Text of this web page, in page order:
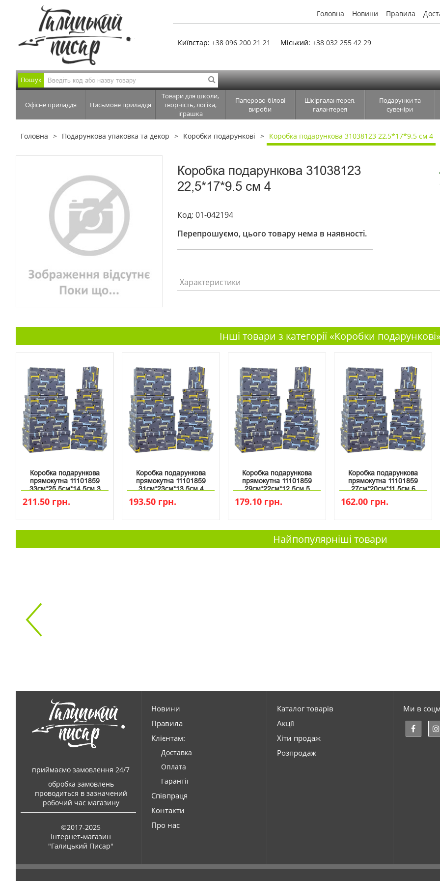
Головна Новини Правила
Київстар: +38 096 200 21 21 Міський: +38 032 255 42 29
Пошук
Офісне приладдя Письмове приладдя
Товари для школи,
творчість, логіка,
іграшка
Паперово-білові
вироби
Шкіргалантерея,
галантерея
Подарунки та
сувеніри
Головна Подарункова упаковка та декор Коробки подарункові Коробка подарункова 31038123 22,5*17*9.5 см 4
Коробка подарункова 31038123
22,5*17*9.5 см 4
Код: 01-042194
Перепрошуємо, цього товару нема в наявності.
Характеристики
Інші товари з категорії «Коробки
Коробка подарункова
прямокутна 11101859
33см*25.5см*14.5см 3
211.50 грн.
Коробка подарункова
прямокутна 11101859
31см*23см*13.5см 4
193.50 грн.
Коробка подарункова
прямокутна 11101859
29см*22см*12.5см 5
179.10 грн.
Коробка подарункова
прямокутна 11101859
27см*20см*11.5см 6
162.00 грн.
Найпопулярніші товари
приймаємо замовлення 24/7
обробка замовлень
проводиться в зазначений
робочий час магазину
©2017-2025
Інтернет-магазин
"Галицький Писар"
Новини
Правила
Клієнтам:
Доставка
Оплата
Гарантії
Співпраця
Контакти
Про нас
Каталог товарів
Акції
Хіти продаж
Розпродаж
Ми в